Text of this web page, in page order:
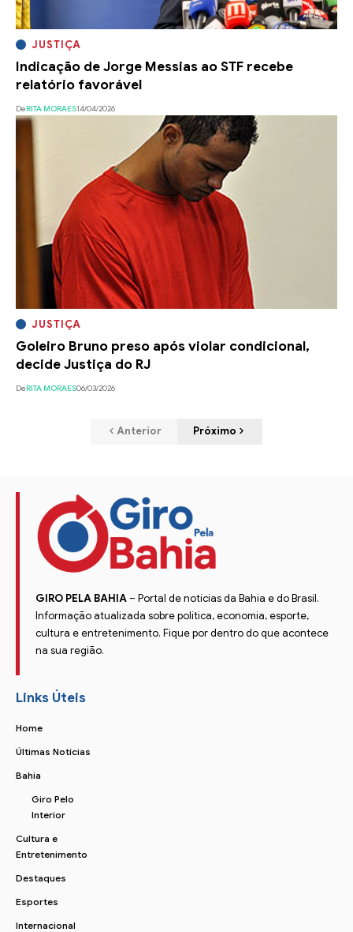
JUSTIÇA
Indicação de Jorge Messias ao STF recebe
relatório favorável
DeRITA MORAES14/04/2026
JUSTIÇA
Goleiro Bruno preso após violar condicional,
decide Justiça do RJ
DeRITA MORAES06/03/2026
Anterior Próximo
GIRO PELA BAHIA– Portal de notícias da Bahia e do Brasil.
Informação atualizada sobre política, economia, esporte,
cultura e entretenimento. Fique por dentro do que acontece
na sua região.
Links Úteis
Home
Últimas Notícias
Bahia
Giro Pelo
Interior
Cultura e
Entretenimento
Destaques
Esportes
Internacional